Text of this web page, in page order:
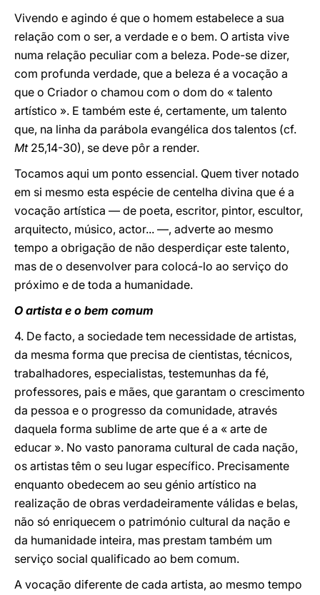
Vivendo e agindo é que o homem estabelece a sua
relação com o ser, a verdade e o bem. O artista vive
numa relação peculiar com a beleza. Pode-se dizer,
com profunda verdade, que a beleza é a vocação a
que o Criador o chamou com o dom do « talento
artístico ». E também este é, certamente, um talento
que, na linha da parábola evangélica dos talentos (cf.
Mt25,14-30), se deve pôr a render.
Tocamos aqui um ponto essencial. Quem tiver notado
em si mesmo esta espécie de centelha divina que é a
vocação artística — de poeta, escritor, pintor, escultor,
arquitecto, músico, actor... —, adverte ao mesmo
tempo a obrigação de não desperdiçar este talento,
mas de o desenvolver para colocá-lo ao serviço do
próximo e de toda a humanidade.
O artista e o bem comum
4. De facto, a sociedade tem necessidade de artistas,
da mesma forma que precisa de cientistas, técnicos,
trabalhadores, especialistas, testemunhas da fé,
professores, pais e mães, que garantam o crescimento
da pessoa e o progresso da comunidade, através
daquela forma sublime de arte que é a « arte de
educar ». No vasto panorama cultural de cada nação,
os artistas têm o seu lugar específico. Precisamente
enquanto obedecem ao seu génio artístico na
realização de obras verdadeiramente válidas e belas,
não só enriquecem o património cultural da nação e
da humanidade inteira, mas prestam também um
serviço social qualificado ao bem comum.
A vocação diferente de cada artista, ao mesmo tempo